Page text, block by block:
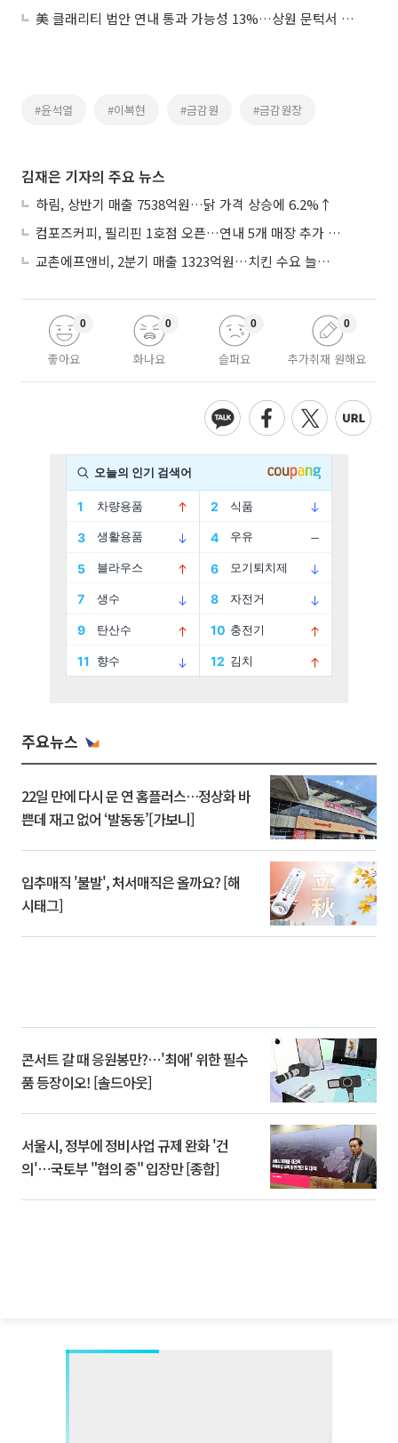
美 클래리티 법안 연내 통과 가능성 13%…상원 문턱서 제동
#윤석열 #이복현 #금감원 #금감원장
김재은 기자의 주요 뉴스
하림, 상반기 매출 7538억원…닭 가격 상승에 6.2%↑
컴포즈커피, 필리핀 1호점 오픈…연내 5개 매장 추가 출점
교촌에프앤비, 2분기 매출 1323억원…치킨 수요 늘며 4.9%↑
좋아요
0
화나요
0
슬퍼요
0
추가취재 원해요
0
주요뉴스
22일 만에 다시 문 연 홈플러스…정상화 바
쁜데 재고 없어 ‘발동동’[가보니]
입추매직 '불발', 처서매직은 올까요? [해
시태그]
콘서트 갈 때 응원봉만?⋯'최애' 위한 필수
품 등장이오! [솔드아웃]
서울시, 정부에 정비사업 규제 완화 '건
의'⋯국토부 "협의 중" 입장만 [종합]